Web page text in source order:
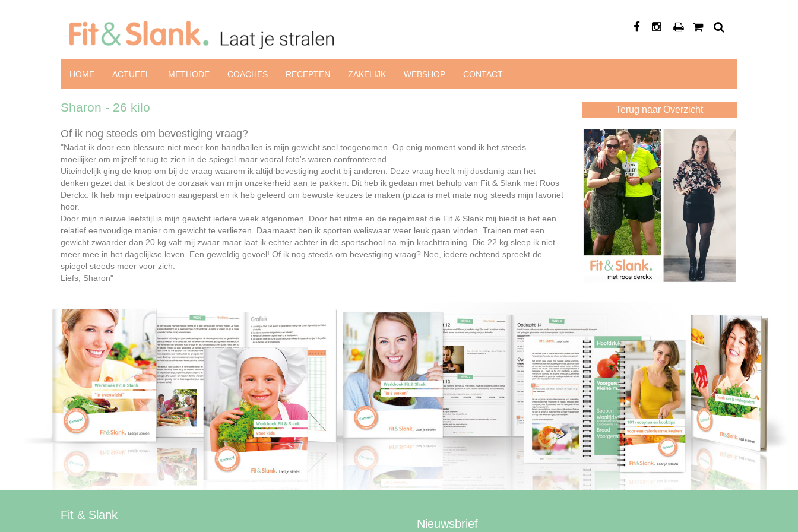
HOME ACTUEEL METHODE COACHES RECEPTEN ZAKELIJK WEBSHOP CONTACT
Sharon - 26 kilo
Of ik nog steeds om bevestiging vraag?
"Nadat ik door een blessure niet meer kon handballen is mijn gewicht snel toegenomen. Op enig moment vond ik het steeds
moeilijker om mijzelf terug te zien in de spiegel maar vooral foto's waren confronterend.
Uiteindelijk ging de knop om bij de vraag waarom ik altijd bevestiging zocht bij anderen. Deze vraag heeft mij dusdanig aan het
denken gezet dat ik besloot de oorzaak van mijn onzekerheid aan te pakken. Dit heb ik gedaan met behulp van Fit & Slank met Roos
Derckx. Ik heb mijn eetpatroon aangepast en ik heb geleerd om bewuste keuzes te maken (pizza is met mate nog steeds mijn favoriet
hoor.
Door mijn nieuwe leefstijl is mijn gewicht iedere week afgenomen. Door het ritme en de regelmaat die Fit & Slank mij biedt is het een
relatief eenvoudige manier om gewicht te verliezen. Daarnaast ben ik sporten weliswaar weer leuk gaan vinden. Trainen met een
gewicht zwaarder dan 20 kg valt mij zwaar maar laat ik echter achter in de sportschool na mijn krachttraining. Die 22 kg sleep ik niet
meer mee in het dagelijkse leven. Een geweldig gevoel! Of ik nog steeds om bevestiging vraag? Nee, iedere ochtend spreekt de
spiegel steeds meer voor zich.
Liefs, Sharon"
Terug naar Overzicht
Fit & Slank
Nieuwsbrief